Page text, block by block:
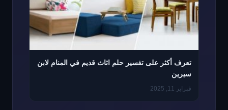
تعرف أكثر على تفسير حلم اثاث قديم في المنام لابن
سيرين
فبراير 11, 2025